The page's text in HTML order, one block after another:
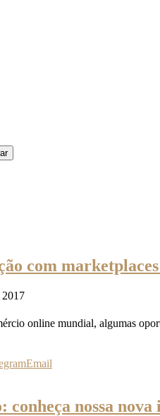
com
2017
online mundial, algumas
Email
conheça nossa nova